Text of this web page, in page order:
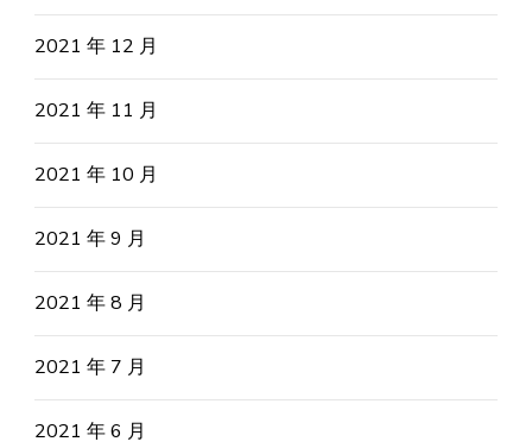
2021 年 12 月
2021 年 11 月
2021 年 10 月
2021 年 9 月
2021 年 8 月
2021 年 7 月
2021 年 6 月